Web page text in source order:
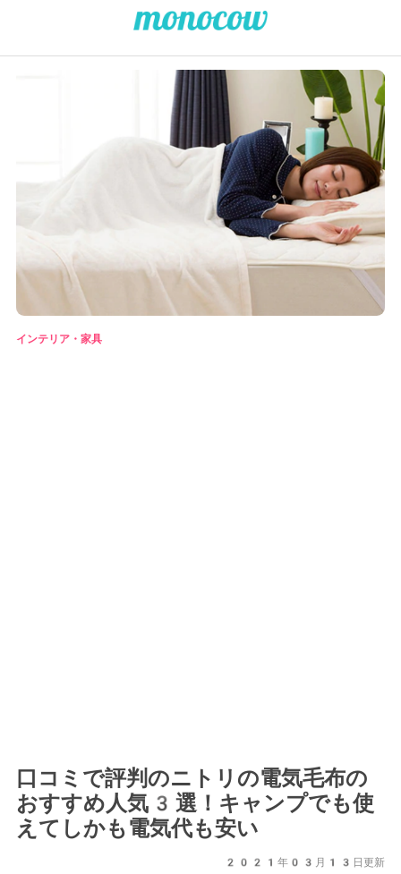
インテリア・家具
口コミで評判のニトリの電気毛布の
おすすめ人気3選！キャンプでも使
えてしかも電気代も安い
2021年03月13日更新